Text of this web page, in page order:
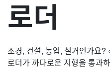
로더
조경, 건설, 농업, 철거인가요
로더가 까다로운 지형을 통과